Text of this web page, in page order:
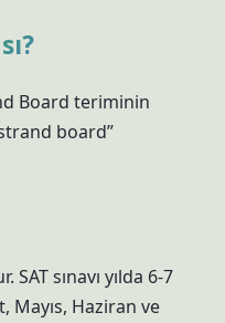
Board teriminin
board”
SAT sınavı yılda 6-7
Mayıs, Haziran ve